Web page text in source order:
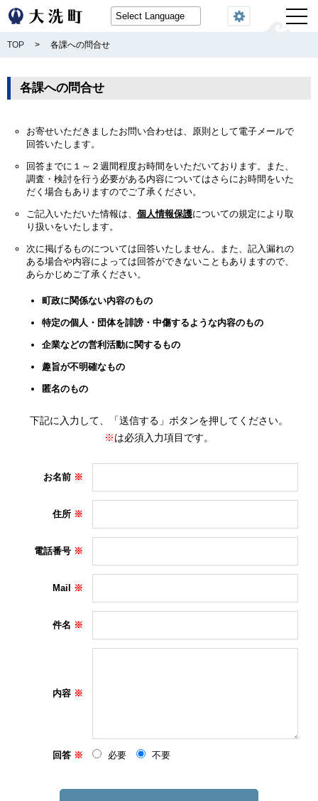
閲覧機能
TOP > 各課への問合せ
各課への問合せ
お寄せいただきましたお問い合わせは、原則として電子メールで
回答いたします。
回答までに１～２週間程度お時間をいただいております。また、
調査・検討を行う必要がある内容についてはさらにお時間をいた
だく場合もありますのでご了承ください。
ご記入いただいた情報は、 個人情報保護についての規定により取
り扱いをいたします。
次に掲げるものについては回答いたしません。また、記入漏れの
ある場合や内容によっては回答ができないこともありますので、
あらかじめご了承ください。
町政に関係ない内容のもの
特定の個人・団体を誹謗・中傷するような内容のもの
企業などの営利活動に関するもの
趣旨が不明確なもの
匿名のもの
下記に入力して、「送信する」ボタンを押してください。
※は必須入力項目です。
お名前
住所
電話番号
Mail
件名
内容
回答 必要 不要